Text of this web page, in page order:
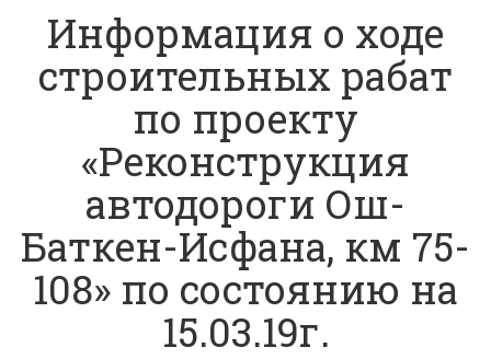
Информация о ходе
строительных рабат
по проекту
«Реконструкция
автодороги Ош-
Баткен-Исфана, км 75-
108» по состоянию на
15.03.19г.